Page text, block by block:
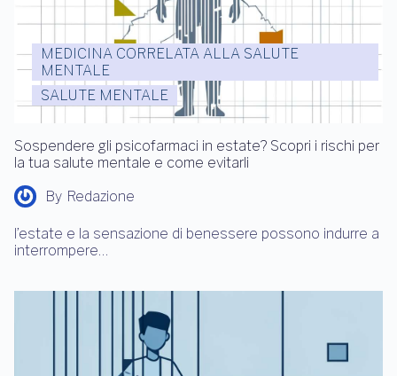
MEDICINA CORRELATA ALLA SALUTE
MENTALE
SALUTE MENTALE
Sospendere gli psicofarmaci in estate? Scopri i rischi per
la tua salute mentale e come evitarli
By Redazione
l’estate e la sensazione di benessere possono indurre a
interrompere…